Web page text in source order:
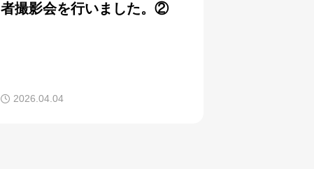
者撮影会を行いました。②
2026.04.04